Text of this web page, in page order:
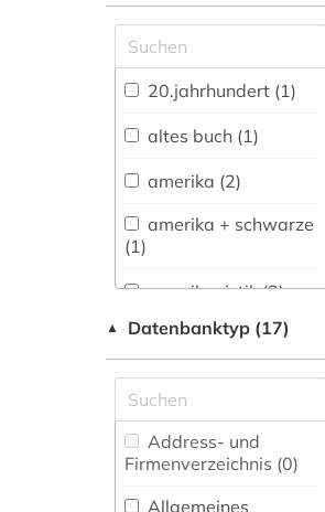
Allgemeine und
vergleichende Sprach-
und
Literaturwissenschaft.
Indogermanistik.
Außereuropäische
Sprachen und
Literaturen (3)
Anglistik.
Amerikanistik (28)
Bibliothekswesen,
Informationswissenschaft
20.jahrhundert (1)
altes buch (1)
amerika (2)
amerika + schwarze
(1)
amerikanistik (2)
amtliche publikation
(1)
amtsdrucksache (1)
anglistik (2)
▲ Datenbanktyp (17)
Address- und
Firmenverzeichnis (0)
Allgemeines